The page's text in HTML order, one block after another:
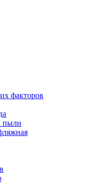
факторов
пыли